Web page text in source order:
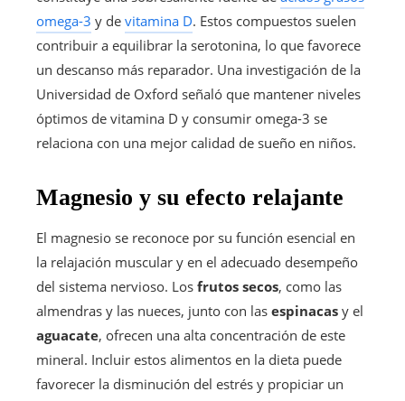
omega-3 y de vitamina D. Estos compuestos suelen
contribuir a equilibrar la serotonina, lo que favorece
un descanso más reparador. Una investigación de la
Universidad de Oxford señaló que mantener niveles
óptimos de vitamina D y consumir omega-3 se
relaciona con una mejor calidad de sueño en niños.
Magnesio y su efecto relajante
El magnesio se reconoce por su función esencial en
la relajación muscular y en el adecuado desempeño
del sistema nervioso. Los frutos secos, como las
almendras y las nueces, junto con las espinacas y el
aguacate, ofrecen una alta concentración de este
mineral. Incluir estos alimentos en la dieta puede
favorecer la disminución del estrés y propiciar un